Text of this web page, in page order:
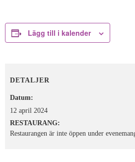
Lägg till i kalender
DETALJER
Datum:
12 april 2024
RESTAURANG:
Restaurangen är inte öppen under